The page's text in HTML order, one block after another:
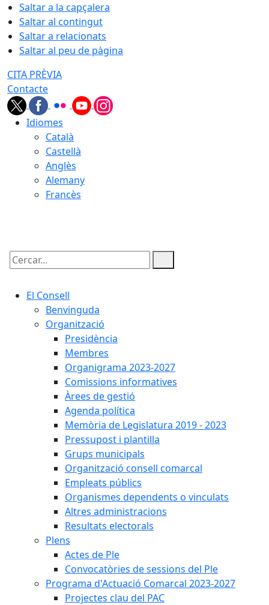
Saltar a la capçalera
Saltar al contingut
Saltar a relacionats
Saltar al peu de pàgina
CITA PRÈVIA
Contacte
Idiomes
Català
Castellà
Anglès
Alemany
Francès
Cercar:
El Consell
Benvinguda
Organització
Presidència
Membres
Organigrama 2023-2027
Comissions informatives
Àrees de gestió
Agenda política
Memòria de Legislatura 2019 - 2023
Pressupost i plantilla
Grups municipals
Organització consell comarcal
Empleats públics
Organismes dependents o vinculats
Altres administracions
Resultats electorals
Plens
Actes de Ple
Convocatòries de sessions del Ple
Programa d'Actuació Comarcal 2023-2027
Projectes clau del PAC